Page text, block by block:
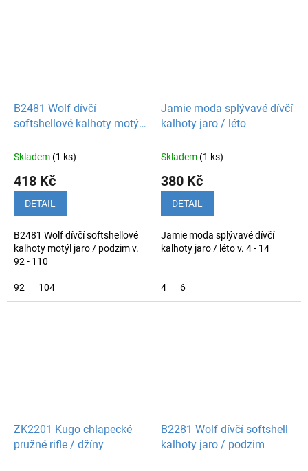
B2481 Wolf dívčí
softshellové kalhoty motýl
Skladem (1 ks)
418 Kč
DETAIL
B2481 Wolf dívčí softshellové
kalhoty motýl jaro / podzim v.
92 - 110
92 104
Jamie moda splývavé dívčí
kalhoty jaro / léto
Skladem (1 ks)
380 Kč
DETAIL
Jamie moda splývavé dívčí
kalhoty jaro / léto v. 4 - 14
4 6
ZK2201 Kugo chlapecké
pružné rifle / džíny
B2281 Wolf dívčí softshell
kalhoty jaro / podzim